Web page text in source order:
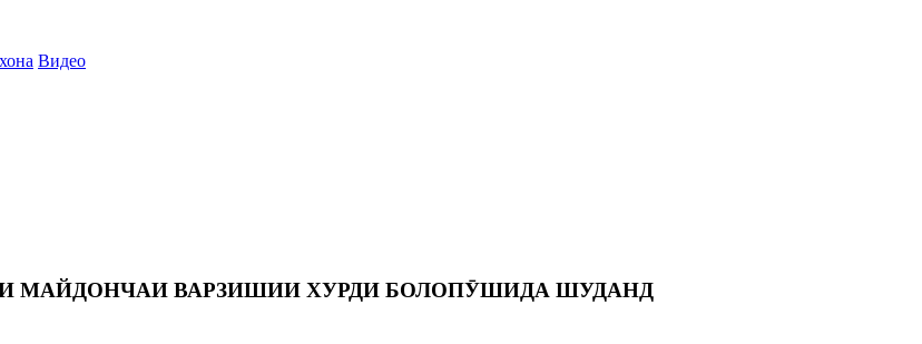
Видео
МАЙДОНЧАИ ВАРЗИШИИ ХУРДИ БОЛОПӮШИДА ШУДАНД